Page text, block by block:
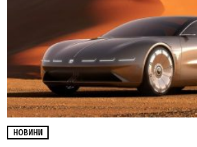
НОВИНИ